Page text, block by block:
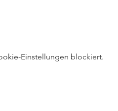
Einstellungen blockiert.